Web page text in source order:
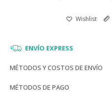
ENVÍO EXPRESS
MÉTODOS Y COSTOS DE ENVÍO
MÉTODOS DE PAGO